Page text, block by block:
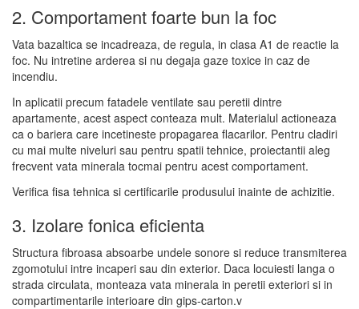
2. Comportament foarte bun la foc
Vata bazaltica se incadreaza, de regula, in clasa A1 de reactie la
foc. Nu intretine arderea si nu degaja gaze toxice in caz de
incendiu.
In aplicatii precum fatadele ventilate sau peretii dintre
apartamente, acest aspect conteaza mult. Materialul actioneaza
ca o bariera care incetineste propagarea flacarilor. Pentru cladiri
cu mai multe niveluri sau pentru spatii tehnice, proiectantii aleg
frecvent vata minerala tocmai pentru acest comportament.
Verifica fisa tehnica si certificarile produsului inainte de achizitie.
3. Izolare fonica eficienta
Structura fibroasa absoarbe undele sonore si reduce transmiterea
zgomotului intre incaperi sau din exterior. Daca locuiesti langa o
strada circulata, monteaza vata minerala in peretii exteriori si in
compartimentarile interioare din gips-carton.v